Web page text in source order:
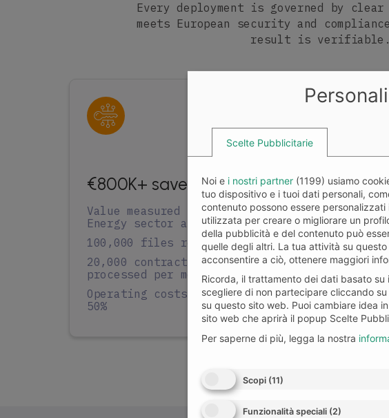
Every deployment is governed by
meets European security and
result is verifiable.
€800K+ saved
Value measured in the
Energy sector alone
100,000 files recovered
20,000 contracts
processed per month
Operating costs cut by
50%
20 multi-
systems
Full catalog
into 9 PRO
Rapid
documents,
risk, sales,
customer care
Scelte Pubblicitarie
Noi e i nostri partner (1199) usiamo
tuo dispositivo e i tuoi dati personali,
contenuto possono essere
utilizzata per creare o migliorare un
della pubblicità e del contenuto può
quelle degli altri. La tua attività su
acconsentire a ciò, ottenere maggiori
Ricorda, il trattamento dei dati basato
scegliere di non partecipare cliccando su
su questo sito web. Puoi cambiare idea
sito web che aprirà il popup Scelte
Per saperne di più, legga la nostra
Scopi (11)
Funzionalità speciali (2)